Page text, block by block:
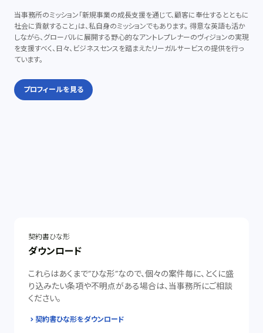
当事務所のミッション「新規事業の成長支援を通じて、顧客に奉仕するとともに
社会に貢献すること」は、私自身のミッションでもあります。 得意な英語も活か
しながら、グローバルに展開する野心的なアントレプレナーのヴィジョンの実現
を支援すべく、日々、ビジネスセンスを踏まえたリーガルサービスの提供を行っ
ています。
プロフィールを見る
契約書ひな形
ダウンロード
これらはあくまで”ひな形”なので、個々の案件毎に、とくに盛
り込みたい条項や不明点がある場合は、当事務所にご相談
ください。
契約書ひな形をダウンロード